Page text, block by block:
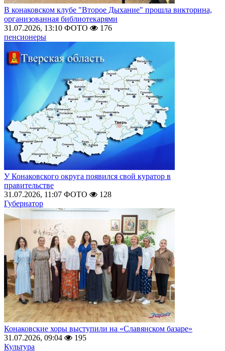
В конаковском клубе "Второе Дыхание" прошла викторина,
организованная библиотекарями
31.07.2026, 13:10 ФОТО
176
пенсионеры
У Конаковского округа появился свой куратор в
правительстве
31.07.2026, 11:07 ФОТО
128
Губернатор
Конаковские хоры выступили на «Славянском базаре»
31.07.2026, 09:04
195
Культура